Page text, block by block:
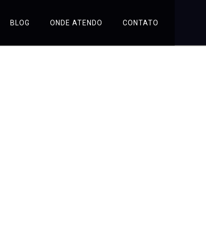
BLOG ONDE ATENDO CONTATO